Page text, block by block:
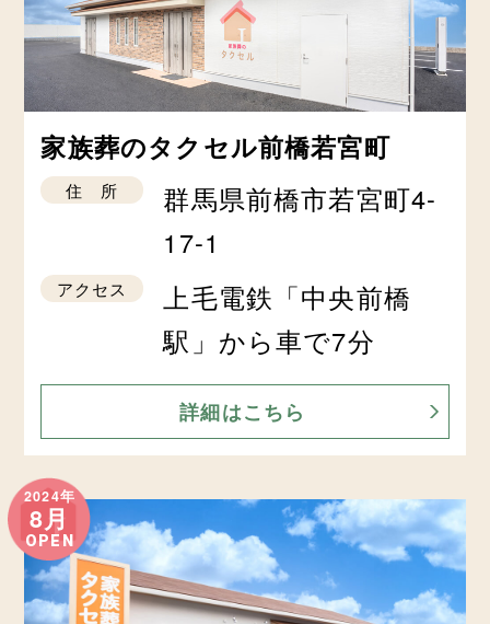
家族葬のタクセル前橋若宮町
住 所
群馬県前橋市若宮町4-
17-1
アクセス
上毛電鉄「中央前橋
駅」から車で7分
詳細はこちら
2024年
8月
OPEN